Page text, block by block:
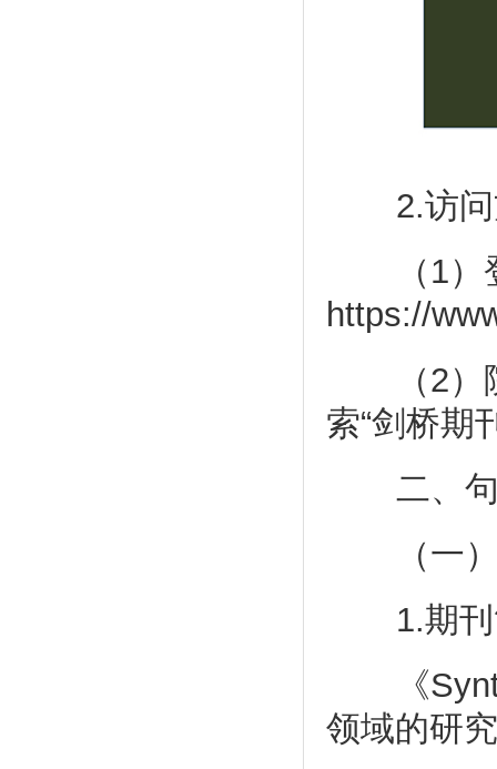
2.访问
（1）
https://
（2）院
索“剑桥期
二、句
（一）
1.期刊
《
领域的研